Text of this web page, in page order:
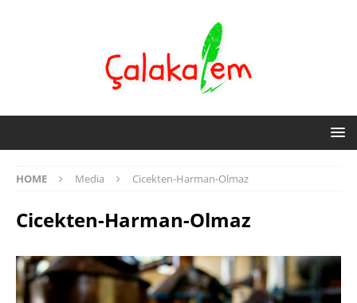
HOME Media Cicekten-Harman-Olmaz
Cicekten-Harman-Olmaz